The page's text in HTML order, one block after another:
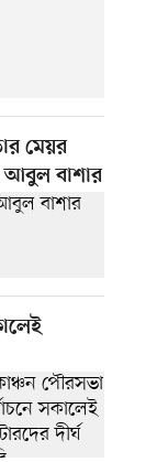
মেয়র
আবুল বাশার